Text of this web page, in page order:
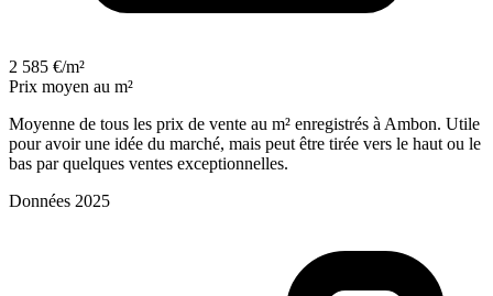
2 585 €/m²
Prix moyen au m²
Moyenne de tous les prix de vente au m² enregistrés à Ambon. Utile
pour avoir une idée du marché, mais peut être tirée vers le haut ou le
bas par quelques ventes exceptionnelles.
Données 2025